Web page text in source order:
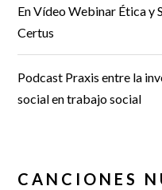
En Vídeo Webinar Ética y
Certus
Podcast Praxis entre la
social en trabajo social
CANCIONES